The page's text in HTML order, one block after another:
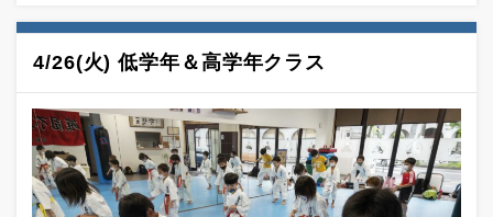
4/26(火) 低学年＆高学年クラス